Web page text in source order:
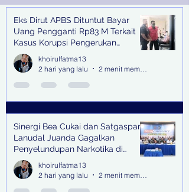
Recent Posts
Eks Dirut APBS Dituntut Bayar
Uang Pengganti Rp83 M Terkait
Kasus Korupsi Pengerukan
Tanjung Perak
khoirulfatma13
2 hari yang lalu
Sinergi Bea Cukai dan Satgaspam
Lanudal Juanda Gagalkan
Penyelundupan Narkotika di
Bandara Juanda
khoirulfatma13
2 hari yang lalu